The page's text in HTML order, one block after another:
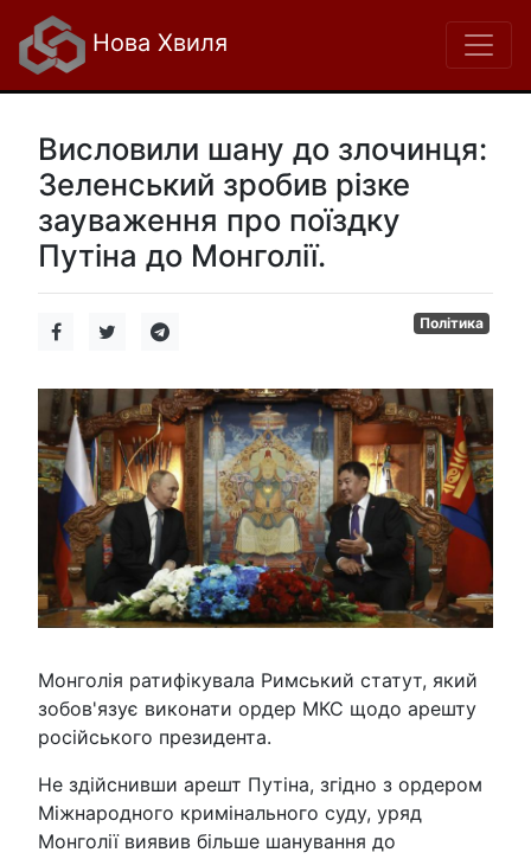
Нова Хвиля
Висловили шану до злочинця:
Зеленський зробив різке
зауваження про поїздку
Путіна до Монголії.
Політика
Монголія ратифікувала Римський статут, який
зобов'язує виконати ордер МКС щодо арешту
російського президента.
Не здійснивши арешт Путіна, згідно з ордером
Міжнародного кримінального суду, уряд
Монголії виявив більше шанування до